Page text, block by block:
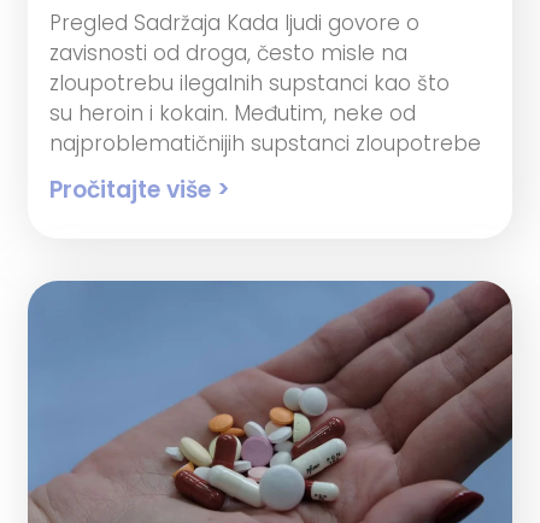
Pregled Sadržaja Kada ljudi govore o
zavisnosti od droga, često misle na
zloupotrebu ilegalnih supstanci kao što
su heroin i kokain. Međutim, neke od
najproblematičnijih supstanci zloupotrebe
Pročitajte više >